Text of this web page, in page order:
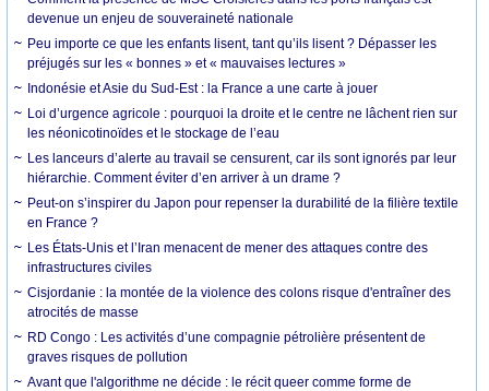
devenue un enjeu de souveraineté nationale
Peu importe ce que les enfants lisent, tant qu’ils lisent ? Dépasser les
préjugés sur les « bonnes » et « mauvaises lectures »
Indonésie et Asie du Sud-Est : la France a une carte à jouer
Loi d’urgence agricole : pourquoi la droite et le centre ne lâchent rien sur
les néonicotinoïdes et le stockage de l’eau
Les lanceurs d’alerte au travail se censurent, car ils sont ignorés par leur
hiérarchie. Comment éviter d’en arriver à un drame ?
Peut-on s’inspirer du Japon pour repenser la durabilité de la filière textile
en France ?
Les États-Unis et l’Iran menacent de mener des attaques contre des
infrastructures civiles
Cisjordanie : la montée de la violence des colons risque d'entraîner des
atrocités de masse
RD Congo : Les activités d’une compagnie pétrolière présentent de
graves risques de pollution
Avant que l'algorithme ne décide : le récit queer comme forme de